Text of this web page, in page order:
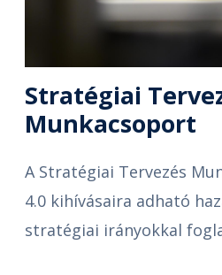
Stratégiai
Munkacsoport
A Stratégiai Tervezés
4.0 kihívásaira adható
stratégiai irányokkal